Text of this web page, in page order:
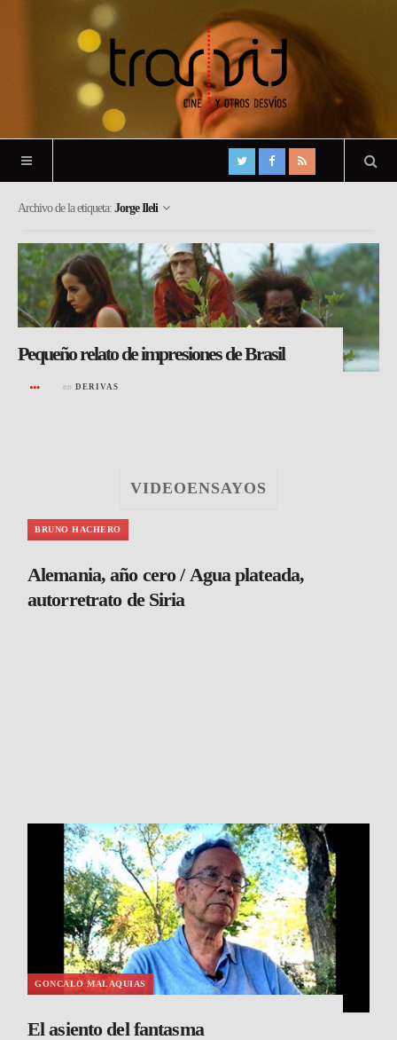
Archivo de la etiqueta: Jorge Ileli
Pequeño relato de impresiones de Brasil
en DERIVAS
VIDEOENSAYOS
BRUNO HACHERO
Alemania, año cero / Agua plateada,
autorretrato de Siria
GONCALO MALAQUIAS
El asiento del fantasma